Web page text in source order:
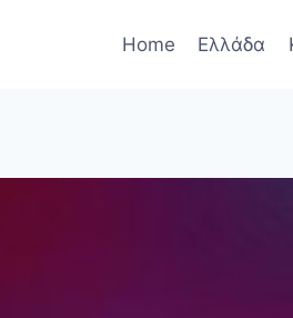
Home Ελλάδα